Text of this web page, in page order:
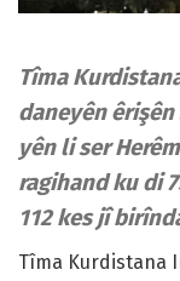
Tîma
daneyên
yên li ser
ragihand ku di
112 kes jî
Tîma Kurdistana